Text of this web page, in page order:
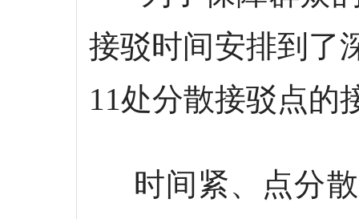
接驳时间安排到了
11处分散接驳点的
时间紧、点分散